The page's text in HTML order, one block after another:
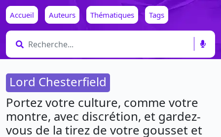
Accueil Auteurs Thématiques Tags
Lord Chesterfield
Portez votre culture, comme votre
montre, avec discrétion, et gardez-
vous de la tirez de votre gousset et